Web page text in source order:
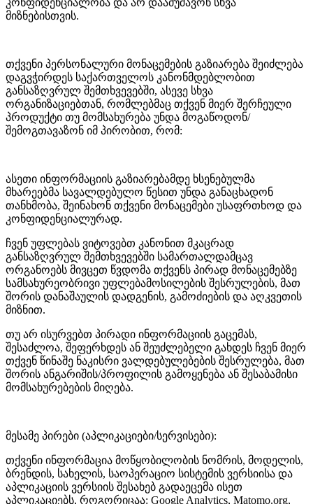
კონფიდენციალობა და არ დაამუშავონ სხვა
მიზნებისთვის.
თქვენი პერსონალური მონაცემების გაზიარება შეიძლება
დაგვჭირდეს საქართველოს კანონმდებლობით
განსაზღვრულ შემთხვევებში, ასევე სხვა
ორგანიზაციებთან, რომლებმაც თქვენ მიერ შერჩეული
პროდუქტი თუ მომსახურება უნდა მოგაწოდონ/
შემოგთავაზონ იმ პირობით, რომ:
ასეთი ინფორმაციის გაზიარებამდე ხსენებულმა
მხარეებმა სავალდებულო წესით უნდა განაცხადონ
თანხმობა, შეინახონ თქვენი მონაცემები უსაფრთხოდ და
კონფიდენციალურად.
ჩვენ უფლებას ვიტოვებთ კანონით მკაცრად
განსაზღვრულ შემთხვევებში სამართალდამცავ
ორგანოებს მივცეთ წვდომა თქვენს პირად მონაცემებზე
სამსახურეობრივი უფლებამოსილების შესრულების, მათ
შორის დანაშაულის დადგენის, გამოძიების და აღკვეთის
მიზნით.
თუ არ ისურვებთ პირადი ინფორმაციის გაცემას,
შესაძლოა, შეფერხდეს ან შეუძლებელი გახდეს ჩვენ მიერ
თქვენ წინაშე ნაკისრი ვალდებულებების შესრულება, მათ
შორის ანგარიშის/პროფილის გამოყენება ან შესაბამისი
მომსახურებების მიღება.
მესამე პირები (აპლიკაციები/სერვისები):
თქვენი ინფორმაცია მოწყობილობის ნომრის, მოდელის,
ბრენდის, სახელის, საოპერაციო სისტემის ვერსიისა და
აპლიკაციის ვერსიის შესახებ გადაეცემა ისეთ
აპლიკაციებს, როგორიცაა: Google Analytics, Matomo.org,